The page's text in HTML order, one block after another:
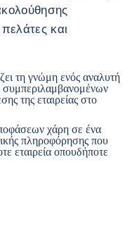
και
τη γνώμη ενός αναλυτή
συμπεριλαμβανομένων
της εταιρείας στο
χάρη σε ένα
πληροφόρησης που
εταιρεία οπουδήποτε